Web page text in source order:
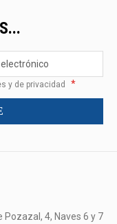
y de privacidad *
Pozazal, 4, Naves 6 y 7